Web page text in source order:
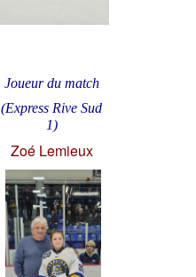
Joueur du match
(Express Rive Sud
1)
Zoé Lemieux